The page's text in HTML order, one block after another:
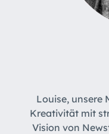
Louise, unsere
Kreativität mit
Vision von